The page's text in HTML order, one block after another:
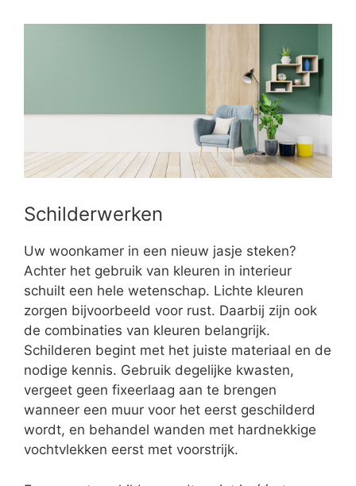
Schilderwerken
Uw woonkamer in een nieuw jasje steken?
Achter het gebruik van kleuren in interieur
schuilt een hele wetenschap. Lichte kleuren
zorgen bijvoorbeeld voor rust. Daarbij zijn ook
de combinaties van kleuren belangrijk.
Schilderen begint met het juiste materiaal en de
nodige kennis. Gebruik degelijke kwasten,
vergeet geen fixeerlaag aan te brengen
wanneer een muur voor het eerst geschilderd
wordt, en behandel wanden met hardnekkige
vochtvlekken eerst met voorstrijk.